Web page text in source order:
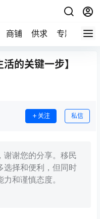
商铺 供求 专题 导航
的关键一步】
关注 私信
谢谢您的分享。移民
选择和便利，但同时
和谨慎态度。